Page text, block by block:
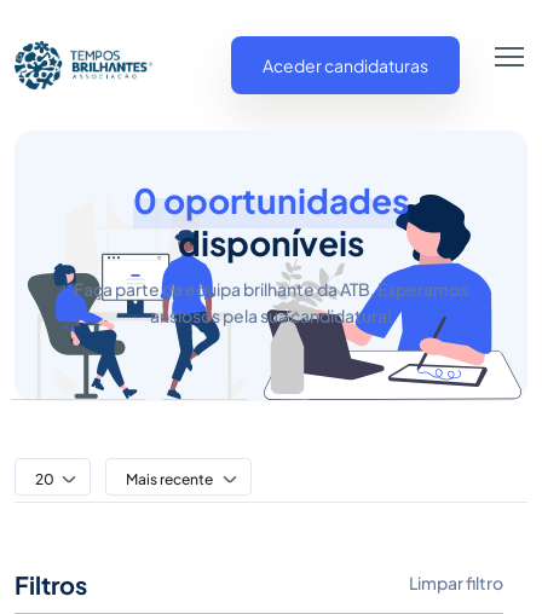
Aceder candidaturas
0 oportunidades
disponíveis
Faça parte da equipa brilhante da ATB. Esperamos
ansiosos pela sua candidatura!
20 Mais recente
Filtros Limpar filtro